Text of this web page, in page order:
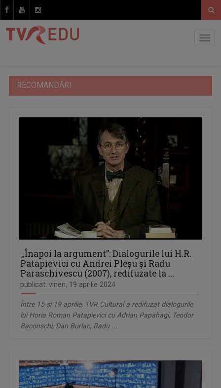
RECOMANDĂRI
„Înapoi la argument”: Dialogurile lui H.R.
Patapievici cu Andrei Pleșu și Radu
Paraschivescu (2007), redifuzate la ...
publicat: vineri, 19 aprilie 2024
Între 15 și 19 aprilie, TVR Cultural a redifuzat dialogurile
lui Horia Roman Patapievici cu Adrian Papahagi, Teodor
Baconschi, Dan Burlac, Radu ...